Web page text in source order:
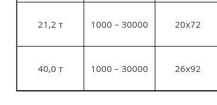
21,2 т 1000 – 30000 20х72
40,0 т 1000 – 30000 26х92